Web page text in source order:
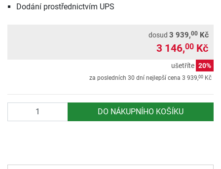
Dodání prostřednictvím UPS
dosud 3 939,00 Kč
3 146,00 Kč
ušetříte 20%
za posledních 30 dní nejlepší cena 3 939,00 Kč
DO NÁKUPNÍHO KOŠÍKU